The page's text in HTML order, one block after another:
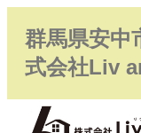
群馬県安中
式会社Liv